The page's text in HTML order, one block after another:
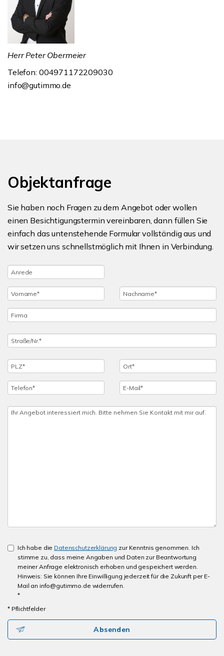
Herr Peter Obermeier
Telefon: 004971172209030
info@gutimmo.de
Objektanfrage
Sie haben noch Fragen zu dem Angebot oder wollen
einen Besichtigungstermin vereinbaren, dann füllen Sie
einfach das untenstehende Formular vollständig aus und
wir setzen uns schnellstmöglich mit Ihnen in Verbindung.
Ich habe die Datenschutzerklärung zur Kenntnis genommen. Ich
stimme zu, dass meine Angaben und Daten zur Beantwortung
meiner Anfrage elektronisch erhoben und gespeichert werden.
Hinweis: Sie können Ihre Einwilligung jederzeit für die Zukunft per E-
Mail an info@gutimmo.de widerrufen.
*
* Pflichtfelder
Absenden